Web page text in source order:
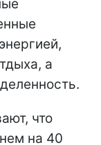
а
что
на 40